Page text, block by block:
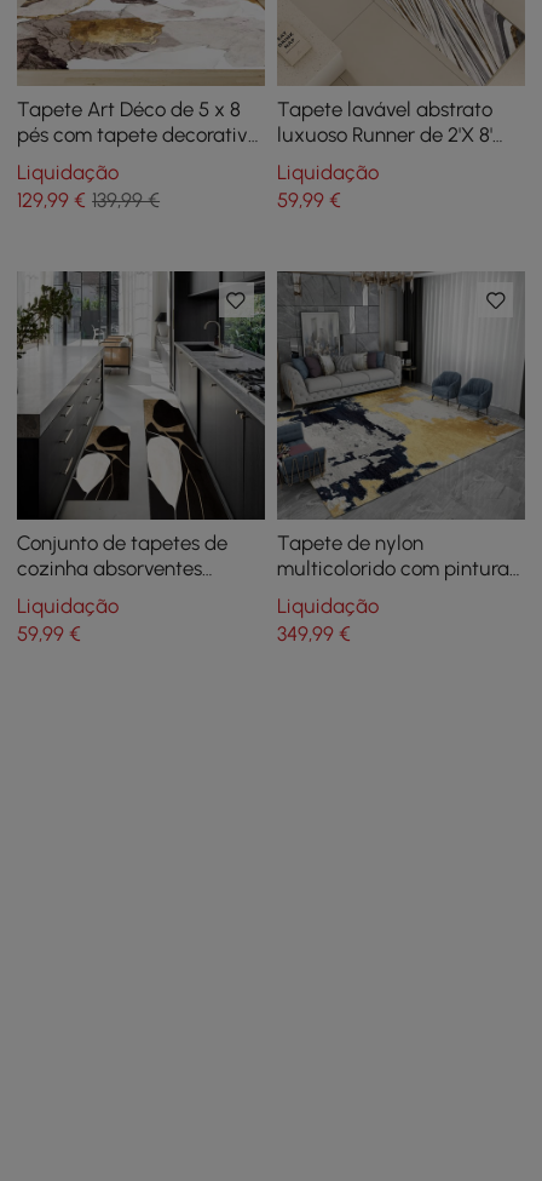
Tapete Art Déco de 5 x 8
pés com tapete decorativo
com padrão abstrato
Liquidação
129,99 € 139,99 €
Tapete lavável abstrato
luxuoso Runner de 2'X 8'
com tapete padrão de
mármore
Liquidação
59,99€
Conjunto de tapetes de
cozinha absorventes
antiderrapantes de 2
peças de ouro abstrato e
preto
Liquidação
59,99 €
Tapete de nylon
multicolorido com pintura
abstrata moderna de 6' x 9'
Liquidação
349,99€